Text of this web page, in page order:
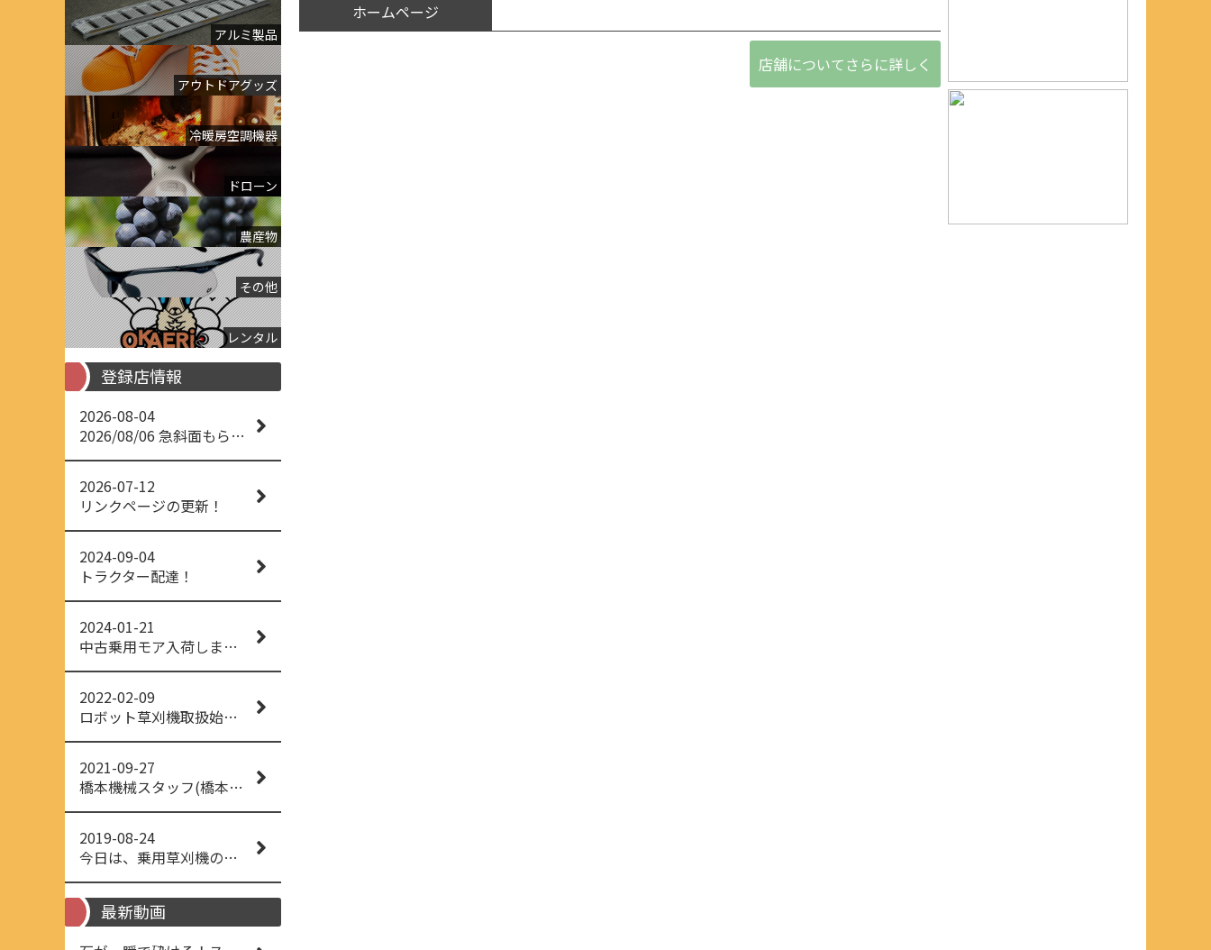
アルミ製品
アウトドアグッズ
冷暖房空調機器
ドローン
農産物
その他
レンタル
登録店情報
2026-08-04
2026/08/06 急斜面もらくらく草刈り
2026-07-12
リンクページの更新！
2024-09-04
トラクター配達！
2024-01-21
中古乗用モア入荷しました！
2022-02-09
ロボット草刈機取扱始めました！
2021-09-27
橋本機械スタッフ(橋本機械(株))
2019-08-24
今日は、乗用草刈機の納品でした！ 流行りの、4WD！ #イセキアグリ #オーレック #四駆 #増税間近
最新動画
ホームページ
店舗についてさらに詳しく